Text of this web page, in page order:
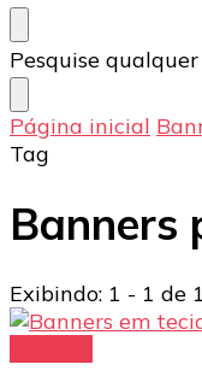
Procurando
algo?
Pesquise
Página inicial
Tag
Banners
Exibindo: 1 - 1 de